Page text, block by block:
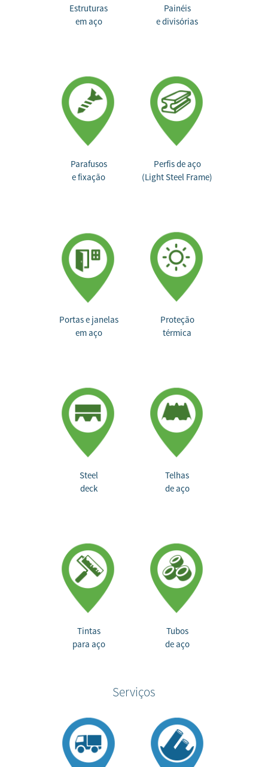
Estruturas
em aço
Painéis
e divisórias
Parafusos
e fixação
Perfis de aço
(Light Steel Frame)
Portas e janelas
em aço
Proteção
térmica
Steel
deck
Telhas
de aço
Tintas
para aço
Tubos
de aço
Serviços